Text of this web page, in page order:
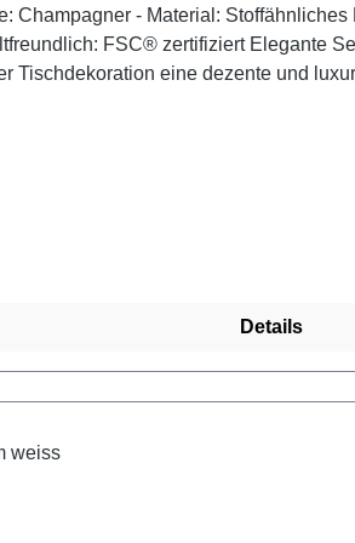
Tischdekoration eine dezente und
Details